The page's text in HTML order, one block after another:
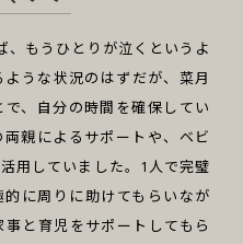
、もうひとりが泣くというよ
うな状況のはずだが、菜月
、自分の時間を確保してい
親によるサポートや、ベビ
用していました。1人で完璧
に周りに助けてもらいなが
と育児をサポートしてもら